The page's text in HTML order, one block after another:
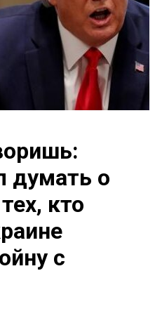
думать о
кто
с